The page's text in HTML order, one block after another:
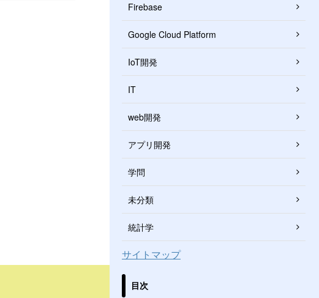
Firebase
Google Cloud Platform
IoT開発
IT
web開発
アプリ開発
学問
未分類
統計学
サイトマップ
目次